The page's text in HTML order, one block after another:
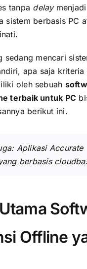
tanpa delaymenjadi
sistem berbasis PC
sedang mencari
apa saja
oleh sebuah
terbaik untuk PC
berikut ini.
Aplikasi Accurate
berbasis
Offline